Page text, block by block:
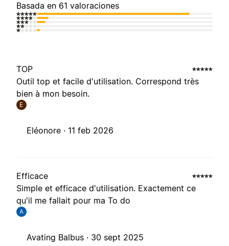
Basada en 61 valoraciones
TOP
Outil top et facile d'utilisation. Correspond très
bien à mon besoin.
E
Eléonore · 11 feb 2026
Efficace
Simple et efficace d'utilisation. Exactement ce
qu'il me fallait pour ma To do
A
Avating Balbus · 30 sept 2025